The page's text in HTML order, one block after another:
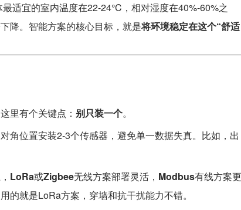
适宜的室内温度在22-24°C，相对湿度在40%-60%之
降。智能方案的核心目标，就是将环境稳定在这个“舒适
里有个关键点： 别只装一个。
角位置安装2-3个传感器，避免单一数据失真。比如，出
LoRa或Zigbee无线方案部署灵活， Modbus有线方案更
就是LoRa方案，穿墙和抗干扰能力不错。